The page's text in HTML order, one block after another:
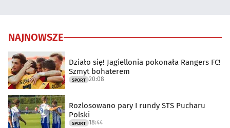
NAJNOWSZE
Działo się! Jagiellonia pokonała Rangers FC!
Szmyt bohaterem
SPORT 20:08
Rozlosowano pary I rundy STS Pucharu
Polski
SPORT 18:44